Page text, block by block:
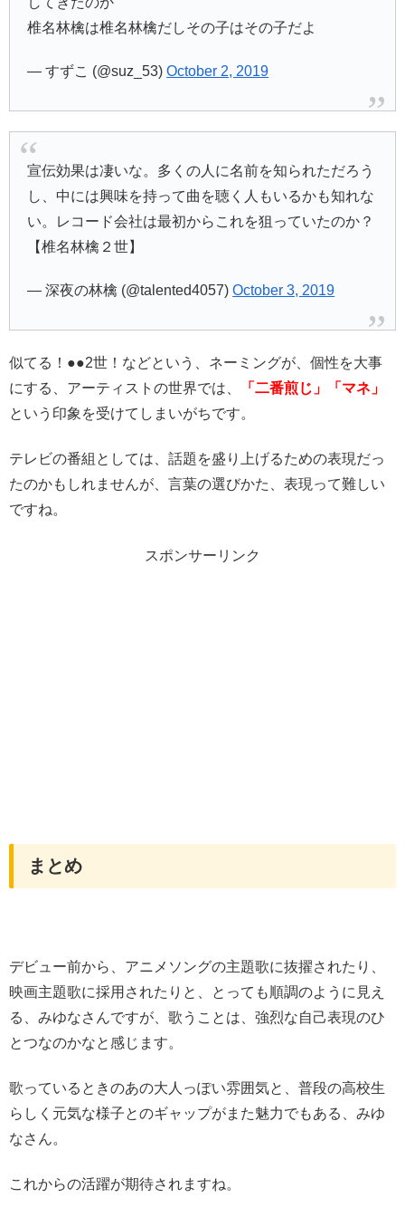
椎名林檎は椎名林檎だしその子はその子だよ
— すずこ (@suz_53)October 2, 2019
宣伝効果は凄いな。多くの人に名前を知られただろう
し、中には興味を持って曲を聴く人もいるかも知れな
い。レコード会社は最初からこれを狙っていたのか？
【椎名林檎２世】
— 深夜の林檎 (@talented4057)October 3, 2019
似てる！●●2世！などという、ネーミングが、個性を大事
にする、アーティストの世界では、
「二番煎じ」「マネ」
という印象を受けてしまいがちです。
テレビの番組としては、話題を盛り上げるための表現だっ
たのかもしれませんが、言葉の選びかた、表現って難しい
ですね。
スポンサーリンク
まとめ
デビュー前から、アニメソングの主題歌に抜擢されたり、
映画主題歌に採用されたりと、とっても順調のように見え
る、みゆなさんですが、歌うことは、強烈な自己表現のひ
とつなのかなと感じます。
歌っているときのあの大人っぽい雰囲気と、普段の高校生
らしく元気な様子とのギャップがまた魅力でもある、みゆ
なさん。
これからの活躍が期待されますね。